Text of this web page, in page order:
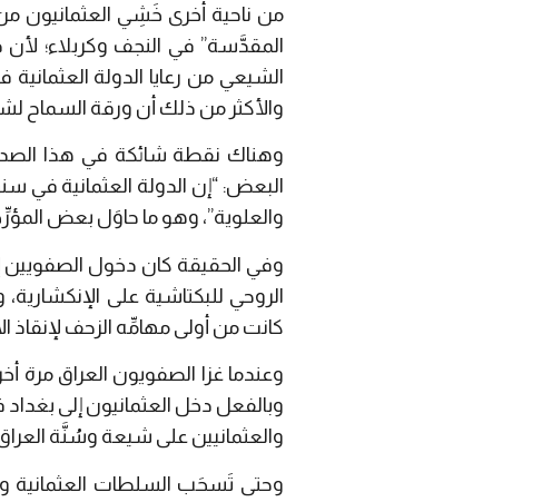
من ناحية أخرى خَشِي العثمانيون
المقدَّسة” في النجف وكربلاء؛
الشيعي من رعايا الدولة
والأكثر من ذلك أن ورقة السماح
وهناك نقطة شائكة في هذا
البعض: “إن الدولة العثمانية في
والعلوية”، وهو ما حاوَل بعض
وفي الحقيقة كان دخول الصفويين
كانت من أولى مهامِّه الزحف لإنقاذ
والعثمانيين على شيعة وسُنَّة
وحتى تَسحَب السلطات العثمانية